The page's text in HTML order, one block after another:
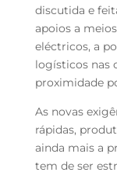
discutida e
apoios a
eléctricos, a
logísticos nas
proximidade
As novas
rápidas,
ainda mais a
tem de ser